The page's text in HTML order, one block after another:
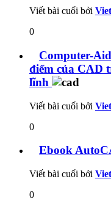
Viết bài cuối bởi
0
Computer-
điểm của CAD
lĩnh
Viết bài cuối bởi
0
Ebook
Viết bài cuối bởi
0